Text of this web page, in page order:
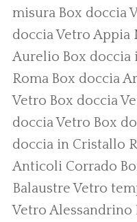
misura Box doccia
doccia Vetro Appia
Aurelio Box doccia
Roma Box doccia
Vetro Box doccia
doccia Vetro Box
doccia in Cristallo
Anticoli Corrado
Balaustre Vetro
Vetro Alessandrino